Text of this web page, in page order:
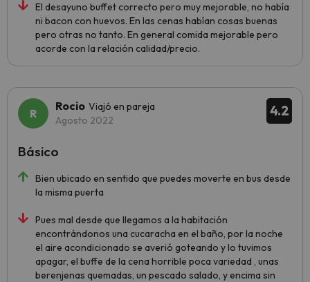
El desayuno buffet correcto pero muy mejorable, no había
ni bacon con huevos. En las cenas habían cosas buenas
pero otras no tanto. En general comida mejorable pero
acorde con la relación calidad/precio.
4.2
Rocio Viajó en pareja
Agosto 2022
Bien ubicado en sentido que puedes moverte en bus desde
la misma puerta
Pues mal desde que llegamos a la habitación
encontrándonos una cucaracha en el baño, por la noche
el aire acondicionado se averió goteando y lo tuvimos
apagar, el buffe de la cena horrible poca variedad , unas
berenjenas quemadas, un pescado salado, y encima sin
Básico